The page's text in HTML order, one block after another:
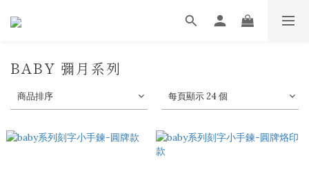
BABY 彌月系列
商品排序 每頁顯示 24 個